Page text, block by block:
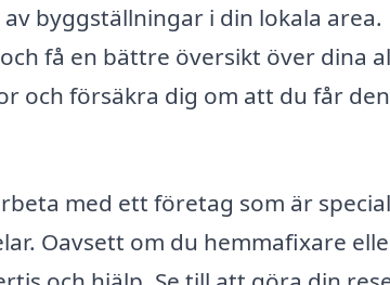
byggställningar i din lokala
få en bättre översikt över dina
och försäkra dig om att du får
med ett företag som är
Oavsett om du hemmafixare